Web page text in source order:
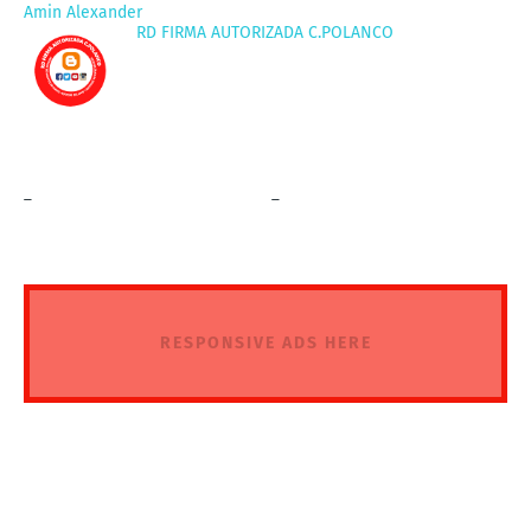
Amin Alexander
RD FIRMA AUTORIZADA C.POLANCO
RESPONSIVE ADS HERE